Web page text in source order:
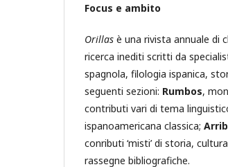
Focus e ambito
Orillas è una rivista annuale di
ricerca inediti scritti da
spagnola, filologia ispanica,
seguenti sezioni: Rumbos,
contributi vari di tema
ispanoamericana classica;
conributi ‘misti’ di storia,
rassegne bibliografiche.